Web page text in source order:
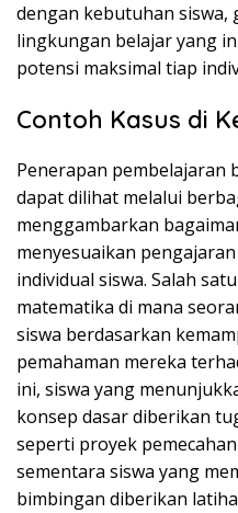
dengan kebutuhan siswa,
lingkungan belajar yang
potensi maksimal tiap
Contoh Kasus di
Penerapan pembelajaran
dapat dilihat melalui
menggambarkan
menyesuaikan
individual siswa. Salah
matematika di mana
siswa berdasarkan
pemahaman mereka
ini, siswa yang
konsep dasar diberikan
seperti proyek
sementara siswa yang
bimbingan diberikan